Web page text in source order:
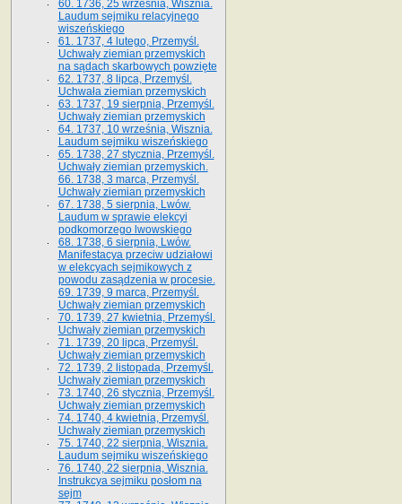
60. 1736, 25 września, Wisznia.
Laudum sejmiku relacyjnego
wiszeńskiego
61. 1737, 4 lutego, Przemyśl.
Uchwały ziemian przemyskich
na sądach skarbowych powzięte
62. 1737, 8 lipca, Przemyśl.
Uchwała ziemian przemyskich
63. 1737, 19 sierpnia, Przemyśl.
Uchwały ziemian przemyskich
64. 1737, 10 września, Wisznia.
Laudum sejmiku wiszeńskiego
65. 1738, 27 stycznia, Przemyśl.
Uchwały ziemian przemyskich­­.
66. 1738, 3 marca, Przemyśl.
Uchwały ziemian przemyskich­
67. 1738, 5 sierpnia, Lwów.
Laudum w sprawie elekcyi
podkomorzego lwowskiego
68. 1738, 6 sierpnia, Lwów.
Manifestacya przeciw udziałowi
w elekcyach sejmikowych z
powodu zasądzenia w procesie.
69. 1739, 9 marca, Przemyśl.
Uchwały ziemian przemyskich
70. 1739, 27 kwietnia, Przemyśl.
Uchwały ziemian przemyskich
71. 1739, 20 lipca, Przemyśl.
Uchwały ziemian przemyskich
72. 1739, 2 listopada, Przemyśl.
Uchwały ziemian przemyskich
73. 1740, 26 stycznia, Przemyśl.
Uchwały ziemian przemyskich
74. 1740, 4 kwietnia, Przemyśl.
Uchwały ziemian przemyskich
75. 1740, 22 sierpnia, Wisznia.
Laudum sejmiku wiszeńskiego
76. 1740, 22 sierpnia, Wisznia.
Instrukcya sejmiku posłom na
sejm